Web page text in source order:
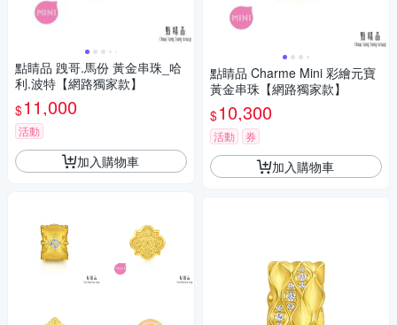
點睛品 跩哥.馬份 黃金串珠_哈
利.波特【網路獨家款】
$11,000
活動
加入購物車
點睛品 Charme Mini 彩繪元寶
黃金串珠【網路獨家款】
$10,300
活動 券
加入購物車